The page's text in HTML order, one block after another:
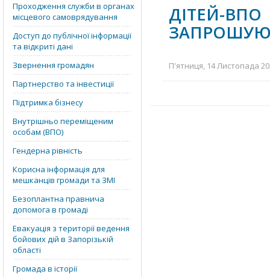
Проходження служби в органах
місцевого самоврядування
Доступ до публічної інформації
та відкриті дані
Звернення громадян
Партнерство та інвестиції
Підтримка бізнесу
Внутрішньо переміщеним
особам (ВПО)
Гендерна рівність
Корисна інформація для
мешканців громади та ЗМІ
Безоплантна правнича
допомога в громаді
Евакуація з території ведення
бойових дій в Запорізькій
області
Громада в історії
ДІТЕЙ-
П'ятниця, 14 Листопада